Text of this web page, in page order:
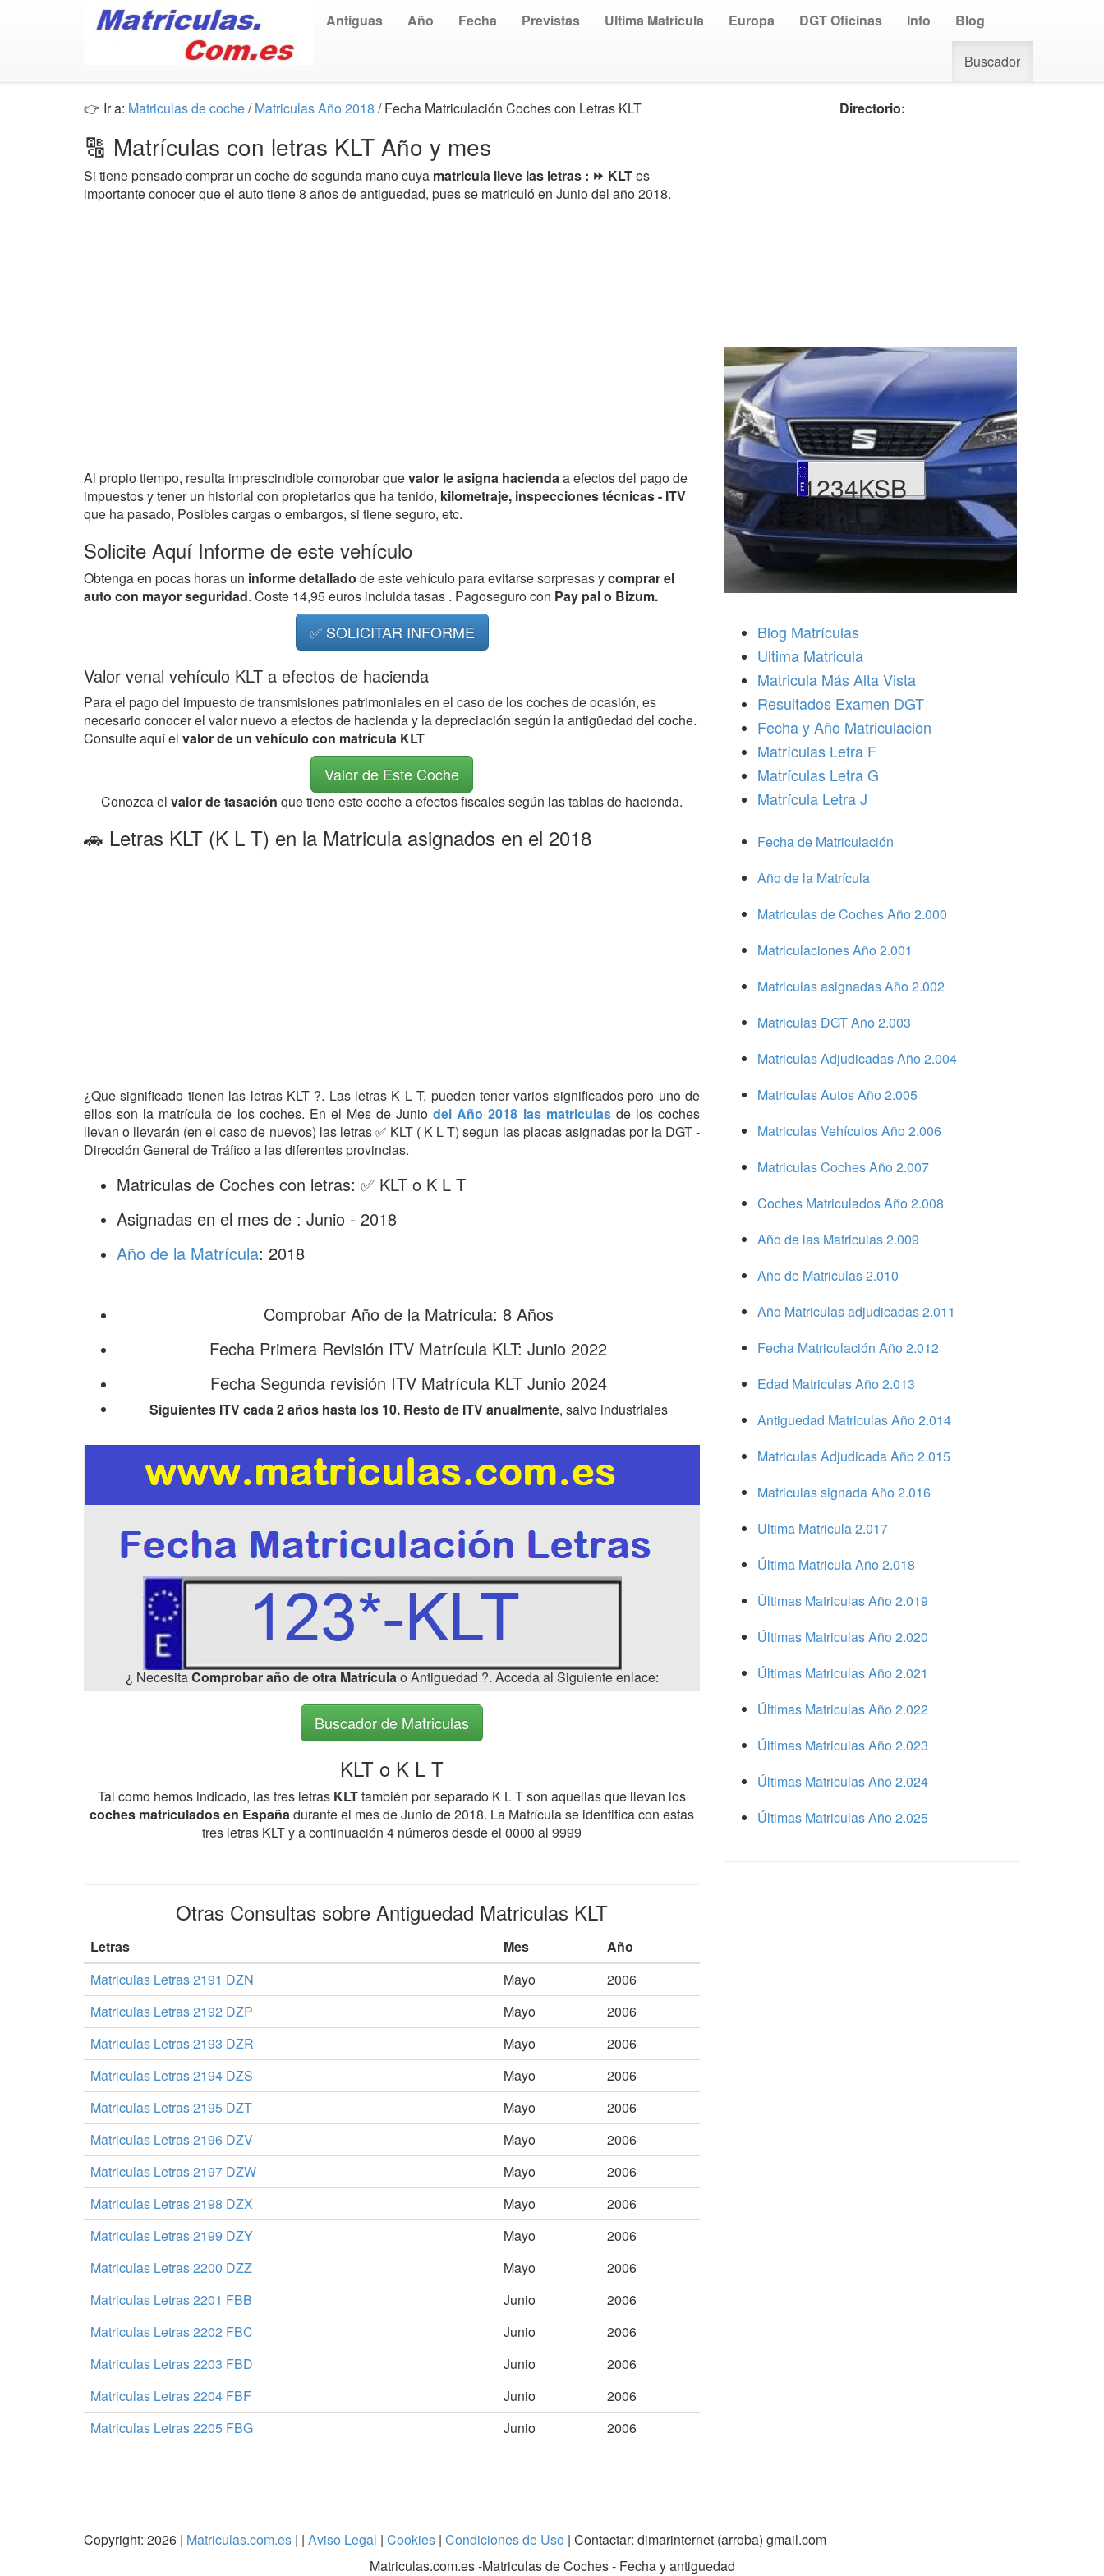
Antiguas Año Fecha Previstas Ultima Matricula Europa DGT Oficinas Info Blog
Buscador
👉 Ir a: Matriculas de coche/Matriculas Año 2018 / Fecha Matriculación Coches con Letras KLT
🔠 Matrículas con letras KLT Año y mes
Si tiene pensado comprar un coche de segunda mano cuya matricula lleve las letras : ⏩ KLTes
importante conocer que el auto tiene 8 años de antiguedad, pues se matriculó en Junio del año 2018.
Al propio tiempo, resulta imprescindible comprobar quevalor le asigna haciendaa efectos del pago de
impuestos y tener un historial con propietarios que ha tenido, kilometraje, inspecciones técnicas - ITV
que ha pasado, Posibles cargas o embargos, si tiene seguro, etc.
Solicite Aquí Informe de este vehículo
Obtenga en pocas horas un informe detallado de este vehículo para evitarse sorpresas ycomprar el
auto con mayor seguridad. Coste 14,95 euros incluida tasas . Pagoseguro con Pay pal o Bizum.
✅ SOLICITAR INFORME
Valor venal vehículo KLT a efectos de hacienda
Para el pago del impuesto de transmisiones patrimoniales en el caso de los coches de ocasión, es
necesario conocer el valor nuevo a efectos de hacienda y la depreciación según la antigüedad del coche.
Consulte aquí el valor de un vehículo con matrícula KLT
Valor de Este Coche
Conozca el valor de tasación que tiene este coche a efectos fiscales según las tablas de hacienda.
🚗 Letras KLT (K L T) en la Matricula asignados en el 2018
¿Que significado tienen las letras KLT ?. Las letras K L T, pueden tener varios significados pero uno de
ellos son la matrícula de los coches. En el Mes de Juniodel Año 2018 las matriculas de los coches
llevan o llevarán (en el caso de nuevos) las letras ✅ KLT ( K L T) segun las placas asignadas por la DGT -
Dirección General de Tráfico a las diferentes provincias.
Matriculas de Coches con letras: ✅ KLT o K L T
Asignadas en el mes de : Junio - 2018
Año de la Matrícula: 2018
Comprobar Año de la Matrícula: 8 Años
Fecha Primera Revisión ITV Matrícula KLT: Junio 2022
Fecha Segunda revisión ITV Matrícula KLT Junio 2024
Siguientes ITV cada 2 años hasta los 10. Resto de ITV anualmente, salvo industriales
¿ NecesitaComprobar año de otra Matrículao Antiguedad ?. Acceda al Siguiente enlace:
Buscador de Matriculas
KLT o K L T
Tal como hemos indicado, las tres letras KLTtambién por separado K L T son aquellas que llevan los
coches matriculados en Españadurante el mes de Junio de 2018. La Matrícula se identifica con estas
tres letras KLT y a continuación 4 números desde el 0000 al 9999
Otras Consultas sobre Antiguedad Matriculas KLT
Letras Mes
Año
Matriculas Letras 2191 DZN
Mayo
2006
Matriculas Letras 2192 DZP
Mayo
2006
Matriculas Letras 2193 DZR
Mayo
2006
Matriculas Letras 2194 DZS
Mayo
2006
Matriculas Letras 2195 DZT
Mayo
2006
Matriculas Letras 2196 DZV
Mayo
2006
Matriculas Letras 2197 DZW
Mayo
2006
Matriculas Letras 2198 DZX
Mayo
2006
Matriculas Letras 2199 DZY
Mayo
2006
Matriculas Letras 2200 DZZ
Mayo
2006
Matriculas Letras 2201 FBB
Junio
2006
Matriculas Letras 2202 FBC
Junio
2006
Matriculas Letras 2203 FBD
Junio
2006
Matriculas Letras 2204 FBF
Junio
2006
Matriculas Letras 2205 FBG
Junio 2006
Directorio:
1234KSB
Blog Matrículas
Ultima Matricula
Matricula Más Alta Vista
Resultados Examen DGT
Fecha y Año Matriculacion
Matrículas Letra F
Matrículas Letra G
Matrícula Letra J
Fecha de Matriculación
Año de la Matrícula
Matriculas de Coches Año 2.000
Matriculaciones Año 2.001
Matriculas asignadas Año 2.002
Matriculas DGT Año 2.003
Matriculas Adjudicadas Año 2.004
Matriculas Autos Año 2.005
Matriculas Vehículos Año 2.006
Matriculas Coches Año 2.007
Coches Matriculados Año 2.008
Año de las Matriculas 2.009
Año de Matriculas 2.010
Año Matriculas adjudicadas 2.011
Fecha Matriculación Año 2.012
Edad Matriculas Año 2.013
Antiguedad Matriculas Año 2.014
Matriculas Adjudicada Año 2.015
Matriculas signada Año 2.016
Ultima Matricula 2.017
Última Matricula Año 2.018
Últimas Matriculas Año 2.019
Últimas Matriculas Año 2.020
Últimas Matriculas Año 2.021
Últimas Matriculas Año 2.022
Últimas Matriculas Año 2.023
Últimas Matriculas Año 2.024
Últimas Matriculas Año 2.025
Copyright: 2026 | Matriculas.com.es | | Aviso Legal | Cookies | Condiciones de Uso | Contactar: dimarinternet (arroba) gmail.com
Matriculas.com.es-Matriculas de Coches - Fecha y antiguedad